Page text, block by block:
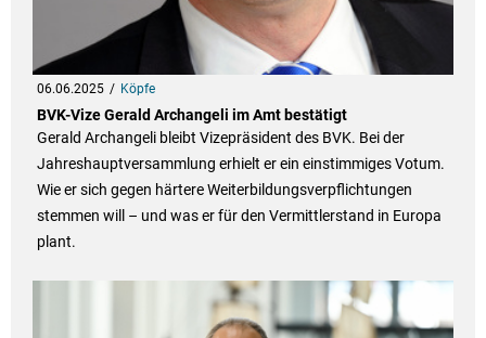
06.06.2025 Köpfe
BVK-Vize Gerald Archangeli im Amt bestätigt
Gerald Archangeli bleibt Vizepräsident des BVK. Bei der
Jahreshauptversammlung erhielt er ein einstimmiges Votum.
Wie er sich gegen härtere Weiterbildungsverpflichtungen
stemmen will – und was er für den Vermittlerstand in Europa
plant.